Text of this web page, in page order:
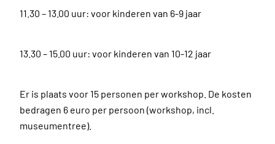
11.30 – 13.00 uur: voor kinderen van 6-9 jaar
13.30 – 15.00 uur: voor kinderen van 10-12 jaar
Er is plaats voor 15 personen per workshop. De kosten
bedragen 6 euro per persoon (workshop, incl.
museumentree).